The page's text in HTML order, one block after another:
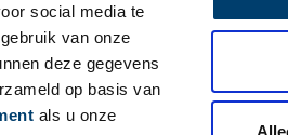
social media te
van onze
deze gegevens
op basis van
als u onze